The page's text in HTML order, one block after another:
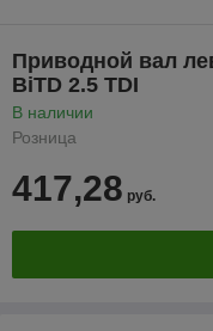
Приводной вал
BiTD 2.5 TDI
В наличии
Розница
417,28 руб.